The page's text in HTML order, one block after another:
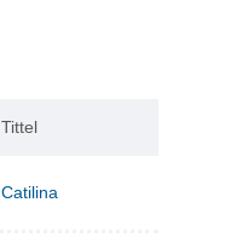
Tittel
Catilina